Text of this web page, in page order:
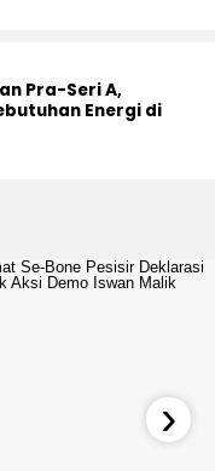
Pra-Seri A,
Energi di
›